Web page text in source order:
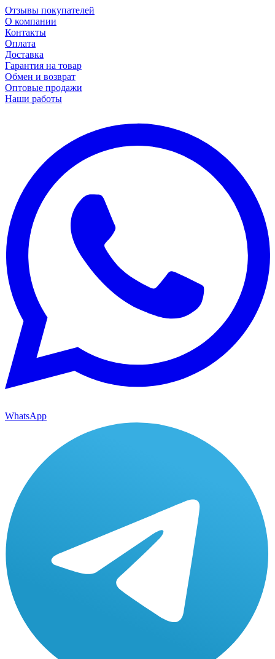
Отзывы покупателей
О компании
Контакты
Оплата
Доставка
Гарантия на товар
Обмен и возврат
Оптовые продажи
Наши работы
WhatsApp